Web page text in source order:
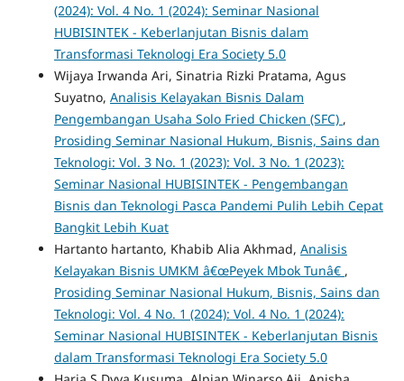
(2024): Vol. 4 No. 1 (2024): Seminar Nasional
HUBISINTEK - Keberlanjutan Bisnis dalam
Transformasi Teknologi Era Society 5.0
Wijaya Irwanda Ari, Sinatria Rizki Pratama, Agus
Suyatno, Analisis Kelayakan Bisnis Dalam
Pengembangan Usaha Solo Fried Chicken (SFC) ,
Prosiding Seminar Nasional Hukum, Bisnis, Sains dan
Teknologi: Vol. 3 No. 1 (2023): Vol. 3 No. 1 (2023):
Seminar Nasional HUBISINTEK - Pengembangan
Bisnis dan Teknologi Pasca Pandemi Pulih Lebih Cepat
Bangkit Lebih Kuat
Hartanto hartanto, Khabib Alia Akhmad, Analisis
Kelayakan Bisnis UMKM â€œPeyek Mbok Tunâ€ ,
Prosiding Seminar Nasional Hukum, Bisnis, Sains dan
Teknologi: Vol. 4 No. 1 (2024): Vol. 4 No. 1 (2024):
Seminar Nasional HUBISINTEK - Keberlanjutan Bisnis
dalam Transformasi Teknologi Era Society 5.0